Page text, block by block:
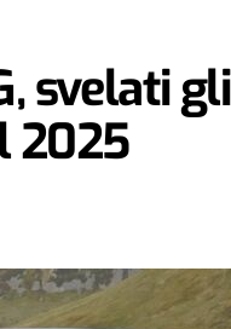
svelati
2025